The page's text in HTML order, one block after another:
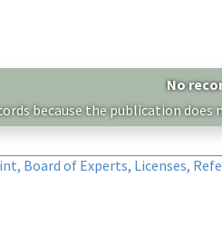
No
because the publication
Board of Experts, Licenses,